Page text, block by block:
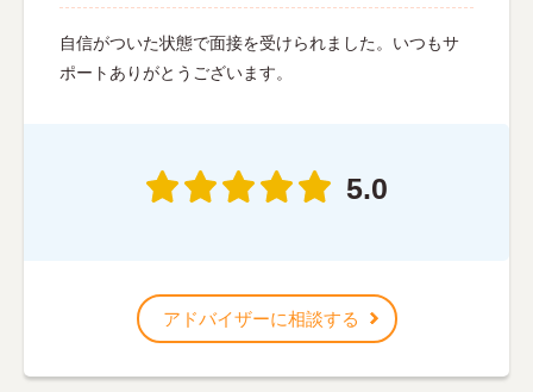
自信がついた状態で面接を受けられました。いつもサ
ポートありがとうございます。
5.0
アドバイザーに相談する